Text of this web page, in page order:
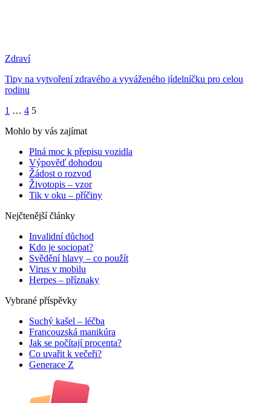
Zdraví
Tipy na vytvoření zdravého a vyváženého jídelníčku pro celou
rodinu
1 … 4 5
Mohlo by vás zajímat
Plná moc k přepisu vozidla
Výpověď dohodou
Žádost o rozvod
Životopis – vzor
Tik v oku – příčiny
Nejčtenější články
Invalidní důchod
Kdo je sociopat?
Svědění hlavy – co použít
Virus v mobilu
Herpes – příznaky
Vybrané příspěvky
Suchý kašel – léčba
Francouzská manikúra
Jak se počítají procenta?
Co uvařit k večeři?
Generace Z